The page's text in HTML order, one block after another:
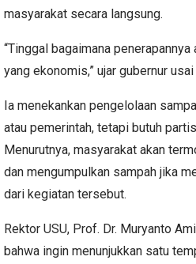
masyarakat secara langsung.
“Tinggal bagaimana
yang ekonomis,” ujar gubernur
Ia menekankan pengelolaan
atau pemerintah, tetapi butuh
Menurutnya, masyarakat akan
dan mengumpulkan sampah jika
dari kegiatan tersebut.
Rektor USU, Prof. Dr. Muryanto
bahwa ingin menunjukkan satu